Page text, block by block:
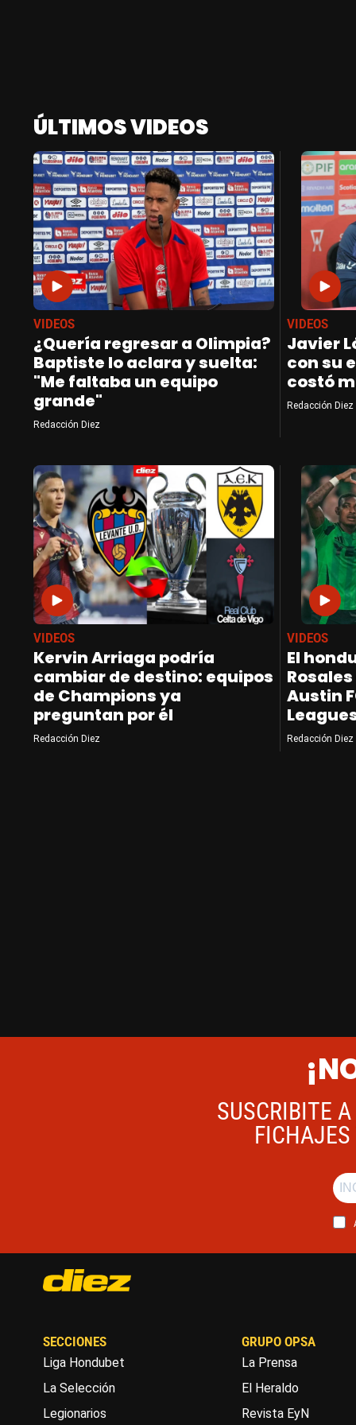
ÚLTIMOS VIDEOS
VIDEOS
¿Quería regresar a Olimpia?
Baptiste lo aclara y suelta:
"Me faltaba un equipo
grande"
Redacción Diez
VIDEOS
Javier
con su
costó
Redacción Diez
VIDEOS
Kervin Arriaga podría
cambiar de destino: equipos
de Champions ya
preguntan por él
Redacción Diez
VIDEOS
El
Austin
Redacción Diez
SUSCRIBITE
SECCIONES
Liga Hondubet
La Selección
Legionarios
GRUPO OPSA
La Prensa
El Heraldo
Revista EyN